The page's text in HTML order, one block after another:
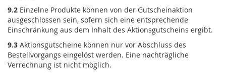
9.2 Einzelne Produkte können von der Gutscheinaktion
ausgeschlossen sein, sofern sich eine entsprechende
Einschränkung aus dem Inhalt des Aktionsgutscheins ergibt.
9.3 Aktionsgutscheine können nur vor Abschluss des
Bestellvorgangs eingelöst werden. Eine nachträgliche
Verrechnung ist nicht möglich.